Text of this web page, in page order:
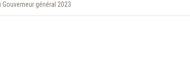
À LA POINTE DE LA
général 2023